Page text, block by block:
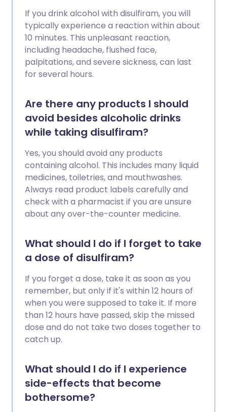
If you drink alcohol with disulfiram, you will
typically experience a reaction within about
10 minutes. This unpleasant reaction,
including headache, flushed face,
palpitations, and severe sickness, can last
for several hours.
Are there any products I should
avoid besides alcoholic drinks
while taking disulfiram?
Yes, you should avoid any products
containing alcohol. This includes many liquid
medicines, toiletries, and mouthwashes.
Always read product labels carefully and
check with a pharmacist if you are unsure
about any over-the-counter medicine.
What should I do if I forget to take
a dose of disulfiram?
If you forget a dose, take it as soon as you
remember, but only if it's within 12 hours of
when you were supposed to take it. If more
than 12 hours have passed, skip the missed
dose and do not take two doses together to
catch up.
What should I do if I experience
side-effects that become
bothersome?